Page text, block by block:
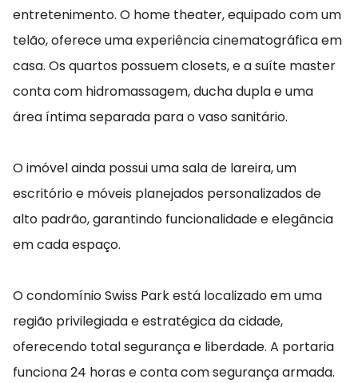
entretenimento. O home theater, equipado com um
telão, oferece uma experiência cinematográfica em
casa. Os quartos possuem closets, e a suíte master
conta com hidromassagem, ducha dupla e uma
área íntima separada para o vaso sanitário.
O imóvel ainda possui uma sala de lareira, um
escritório e móveis planejados personalizados de
alto padrão, garantindo funcionalidade e elegância
em cada espaço.
O condomínio Swiss Park está localizado em uma
região privilegiada e estratégica da cidade,
oferecendo total segurança e liberdade. A portaria
funciona 24 horas e conta com segurança armada.